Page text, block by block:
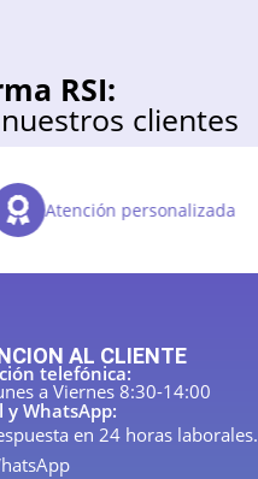
RSI:
clientes
Atención personalizada
AL CLIENTE
telefónica:
a Viernes 8:30-14:00
y WhatsApp:
en 24 horas laborales.